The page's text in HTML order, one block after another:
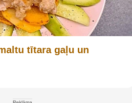
tītara gaļu un